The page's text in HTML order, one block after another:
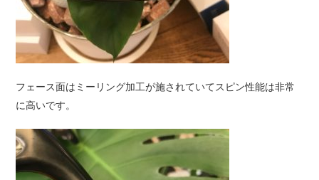
フェース面はミーリング加工が施されていてスピン性能は非常
に高いです。